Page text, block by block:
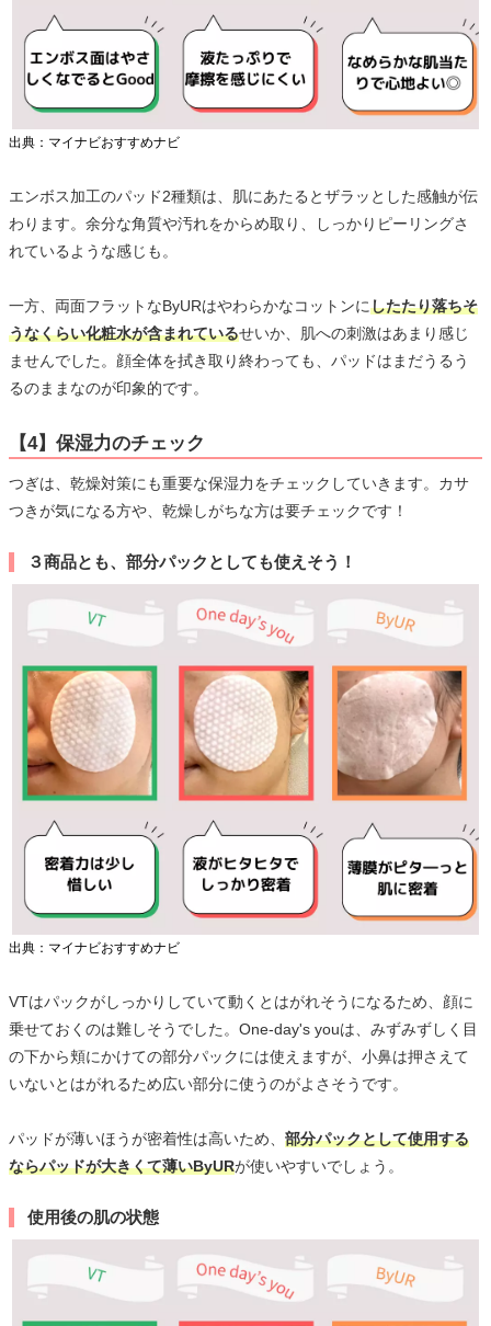
出典：マイナビおすすめナビ
エンボス加工のパッド2種類は、肌にあたるとザラッとした感触が伝
わります。余分な角質や汚れをからめ取り、しっかりピーリングさ
れているような感じも。
一方、両面フラットなByURはやわらかなコットンにしたたり落ちそ
うなくらい化粧水が含まれているせいか、肌への刺激はあまり感じ
ませんでした。顔全体を拭き取り終わっても、パッドはまだうるう
るのままなのが印象的です。
【4】保湿力のチェック
つぎは、乾燥対策にも重要な保湿力をチェックしていきます。カサ
つきが気になる方や、乾燥しがちな方は要チェックです！
３商品とも、部分パックとしても使えそう！
出典：マイナビおすすめナビ
VTはパックがしっかりしていて動くとはがれそうになるため、顔に
乗せておくのは難しそうでした。One-day's youは、みずみずしく目
の下から頬にかけての部分パックには使えますが、小鼻は押さえて
いないとはがれるため広い部分に使うのがよさそうです。
パッドが薄いほうが密着性は高いため、 部分パックとして使用する
ならパッドが大きくて薄いByURが使いやすいでしょう。
使用後の肌の状態